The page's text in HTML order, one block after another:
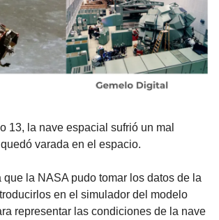
13, la nave espacial sufrió un mal
varada en el espacio.
que la NASA pudo tomar los datos de la
en el simulador del modelo
representar las condiciones de la nave